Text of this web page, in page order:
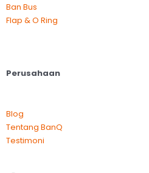
Ban Bus
Flap & O Ring
Perusahaan
Blog
Tentang BanQ
Testimoni